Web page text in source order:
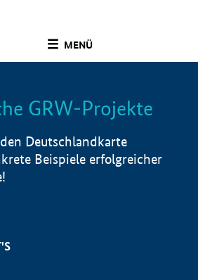
MENÜ
Info
GRW-Projekte
Deutschlandkarte
Beispiele erfolgreicher